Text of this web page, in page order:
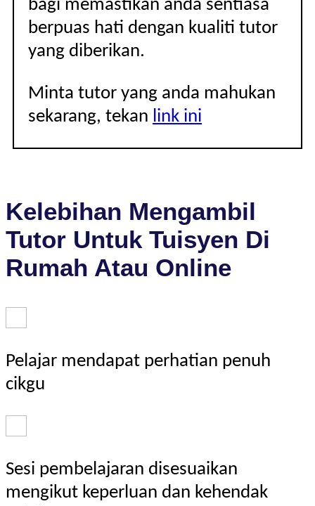
bagi memastikan anda sentiasa
berpuas hati dengan kualiti tutor
yang diberikan.
Minta tutor yang anda mahukan
sekarang, tekan link ini
Kelebihan Mengambil
Tutor Untuk Tuisyen Di
Rumah Atau Online
Pelajar mendapat perhatian penuh
cikgu
Sesi pembelajaran disesuaikan
mengikut keperluan dan kehendak